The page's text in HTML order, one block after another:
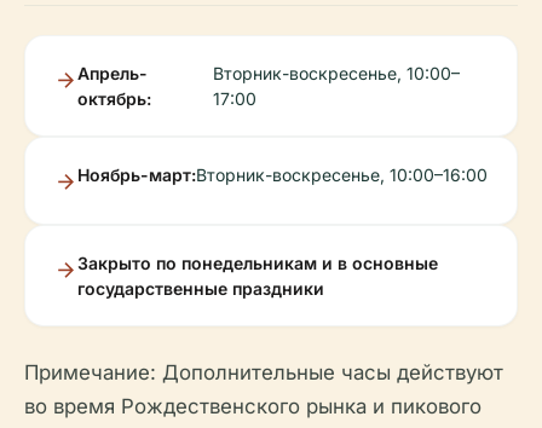
Апрель-
октябрь:
Вторник-воскресенье, 10:00–
17:00
Ноябрь-март:Вторник-воскресенье, 10:00–16:00
Закрыто по понедельникам и в основные
государственные праздники
Примечание: Дополнительные часы действуют
во время Рождественского рынка и пикового